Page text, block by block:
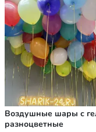
Воздушные шары с
разноцветные